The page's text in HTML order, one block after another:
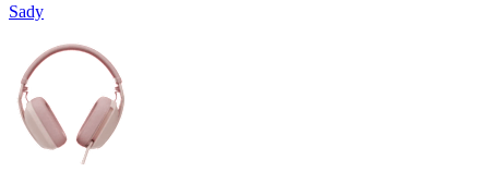
Sady